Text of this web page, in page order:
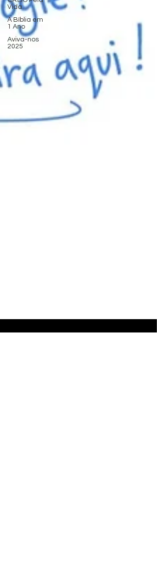
Vida
A Bíblia em
1 Ano
Aviva-nos
2025